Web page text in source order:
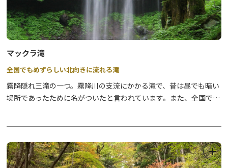
●ナチュラルパ－クツアー
奥日光の大自然をバスで巡る、ゆったり快適な半日観光ツアーで
⇒ 詳細はこちら
●坐禅体験
世界遺産 日光の社寺エリアで、心整う坐禅体験に参加できるツア
マックラ滝
全国でもめずらしい北向きに流れる滝
霧降隠れ三滝の一つ。霧降川の支流にかかる滝で、昔は昼でも暗い
場所であったために名がついたと言われています。また、全国でも
【ヤマビルにご注意ください！】
周辺のハイキングコース（滝尾の路、憾満の路 等）では、特に6月